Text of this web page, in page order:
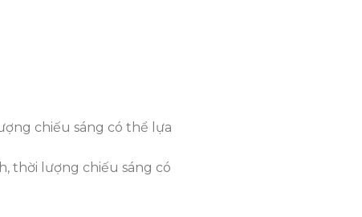
chiếu sáng có thể lựa
thời lượng chiếu sáng có